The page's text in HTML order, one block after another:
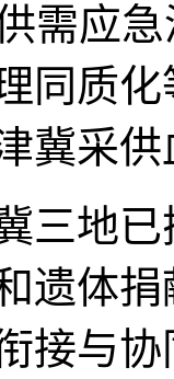
需应
同质
冀采
地已
遗体
接与